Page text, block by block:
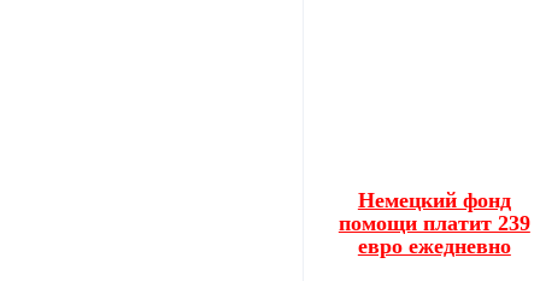
Немецкий фонд
помощи платит 239
евро ежедневно